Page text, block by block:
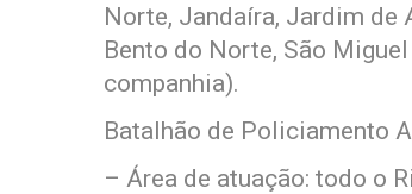
Norte, Jandaíra, Jardim de
Bento do Norte, São
companhia).
Batalhão de Policiamento
– Área de atuação: todo o